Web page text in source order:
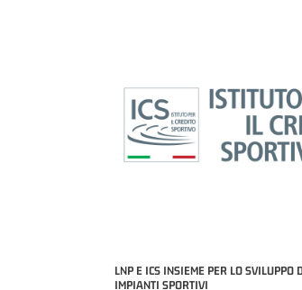
LNP E ICS INSIEME PER LO SVILUPPO
IMPIANTI SPORTIVI